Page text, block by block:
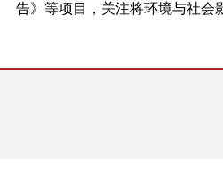
告》等项目，关注将环境与社会